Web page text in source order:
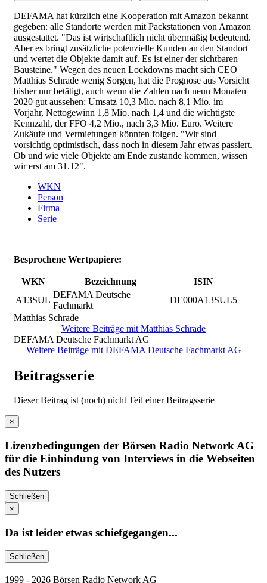
DEFAMA hat kürzlich eine Kooperation mit Amazon bekannt
gegeben: alle Standorte werden mit Packstationen von Amazon
ausgestattet. "Das ist wirtschaftlich nicht übermäßig bedeutend.
Aber es bringt zusätzliche potenzielle Kunden an den Standort
und wertet die Objekte damit auf. Es ist einer der sichtbaren
Bausteine." Wegen des neuen Lockdowns macht sich CEO
Matthias Schrade wenig Sorgen, hat die Prognose aus Vorsicht
bisher nur betätigt, auch wenn die Zahlen nach neun Monaten
2020 gut aussehen: Umsatz 10,3 Mio. nach 8,1 Mio. im
Vorjahr, Nettogewinn 1,8 Mio. nach 1,4 und die wichtigste
Kennzahl, der FFO 4,2 Mio., nach 3,3 Mio. Euro. Weitere
Zukäufe und Vermietungen könnten folgen. "Wir sind
vorsichtig optimistisch, dass noch in diesem Jahr etwas passiert.
Ob und wie viele Objekte am Ende zustande kommen, wissen
wir erst am 31.12".
WKN
Person
Firma
Serie
Besprochene Wertpapiere:
WKN Bezeichnung
ISIN
A13SUL
DEFAMA Deutsche
Fachmarkt
DE000A13SUL5
Matthias Schrade
Weitere Beiträge mit Matthias Schrade
DEFAMA Deutsche Fachmarkt AG
Weitere Beiträge mit DEFAMA Deutsche Fachmarkt AG
Beitragsserie
Dieser Beitrag ist (noch) nicht Teil einer Beitragsserie
×
Lizenzbedingungen der Börsen Radio Network AG
für die Einbindung von Interviews in die Webseiten
des Nutzers
Schließen
×
Da ist leider etwas schiefgegangen...
Schließen
1999 - 2026 Börsen Radio Network AG